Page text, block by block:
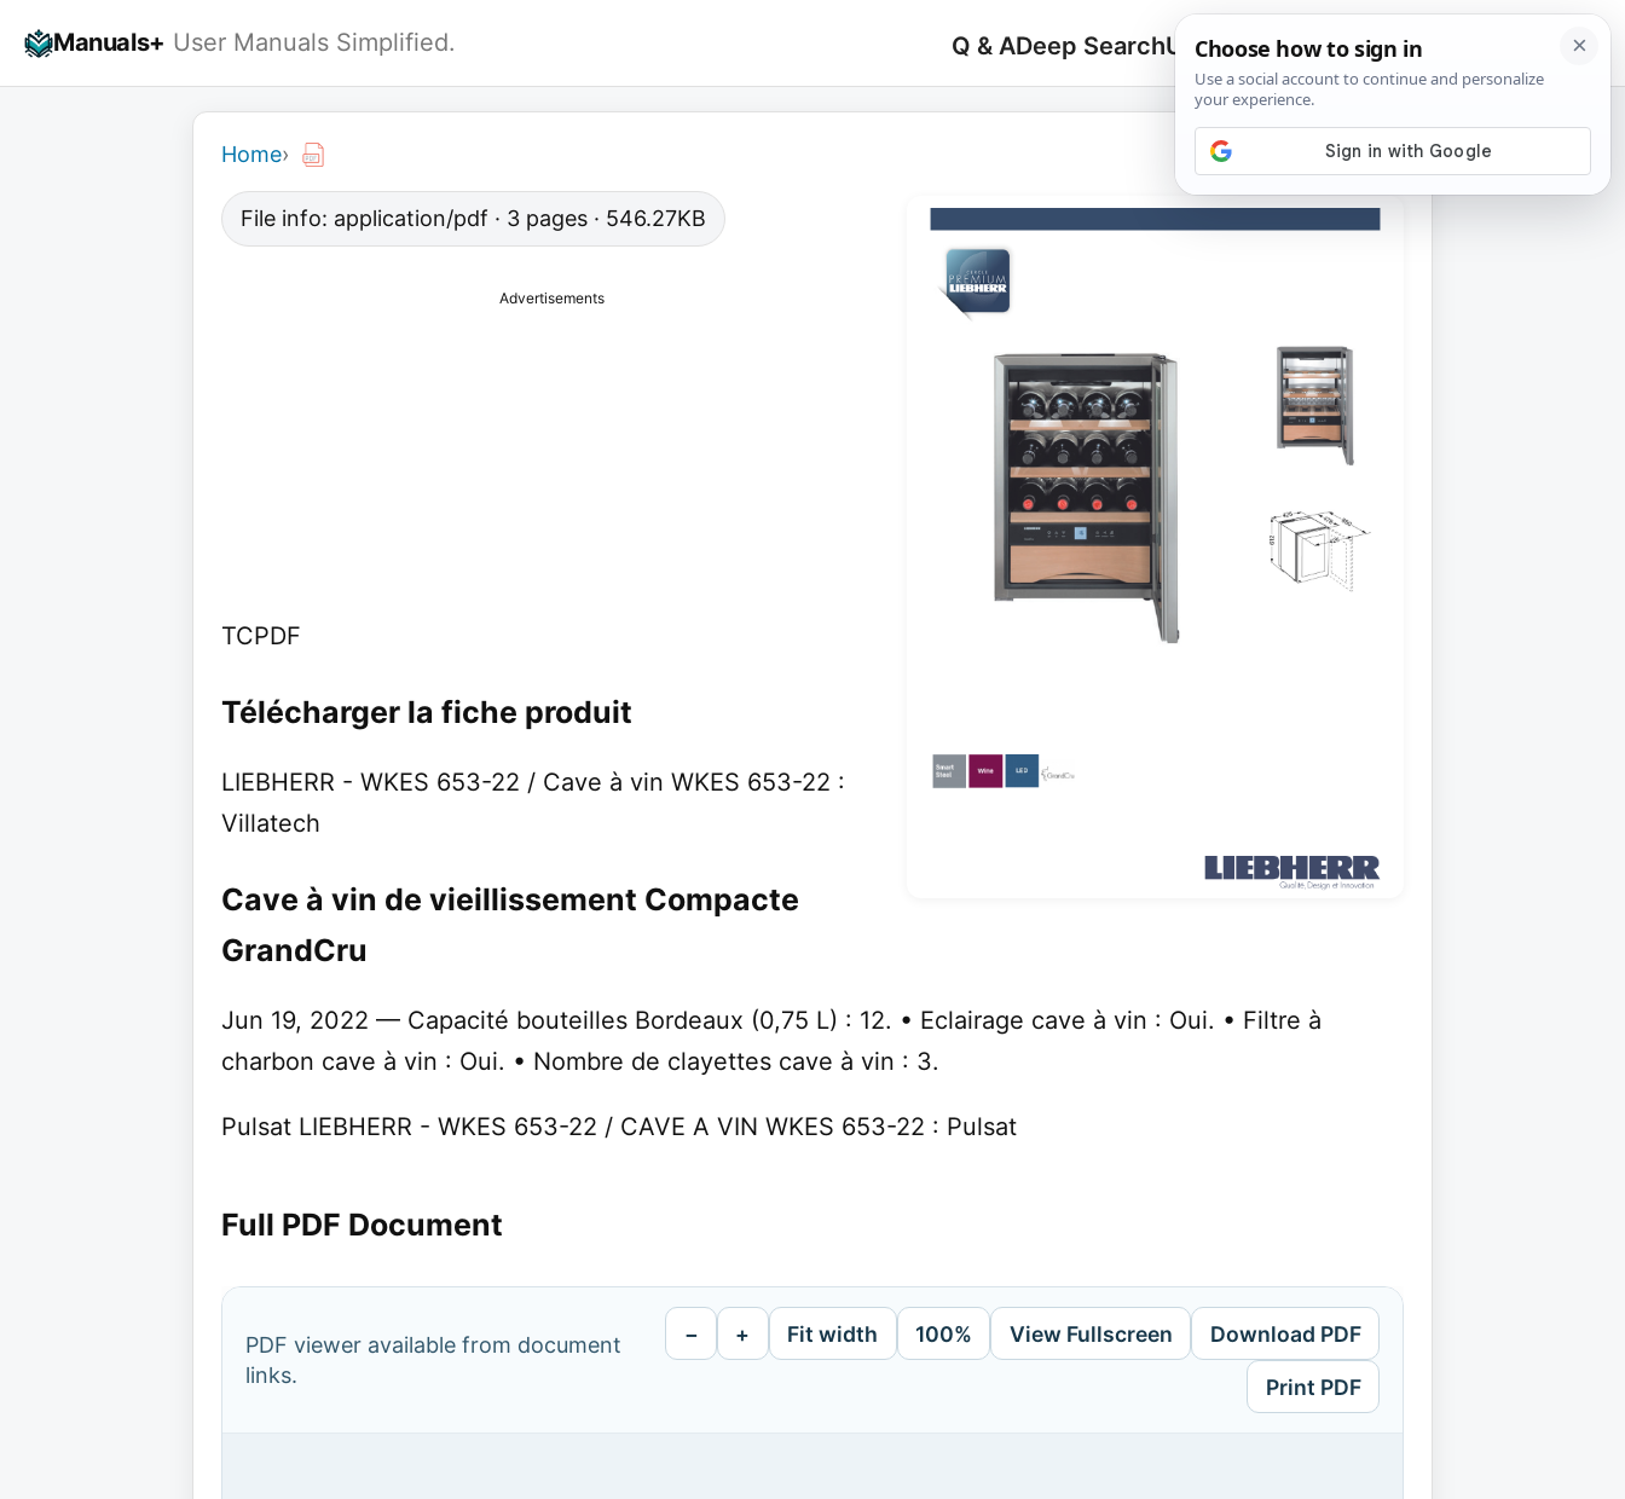
Manuals+ User Manuals Simplified. Q & ADeep SearchUpload
Search
for:
🔍
Home›
File info: application/pdf · 3 pages · 546.27KB
Advertisements
TCPDF
Télécharger la fiche produit
LIEBHERR - WKES 653-22 / Cave à vin WKES 653-22 :
Villatech
Cave à vin de vieillissement Compacte
GrandCru
Jun 19, 2022 — Capacité bouteilles Bordeaux (0,75 L) : 12. • Eclairage cave à vin : Oui. • Filtre à
charbon cave à vin : Oui. • Nombre de clayettes cave à vin : 3.
Pulsat LIEBHERR - WKES 653-22 / CAVE A VIN WKES 653-22 : Pulsat
Full PDF Document
PDF viewer available from document
links.
− + Fit width 100% View Fullscreen Download PDF
Print PDF